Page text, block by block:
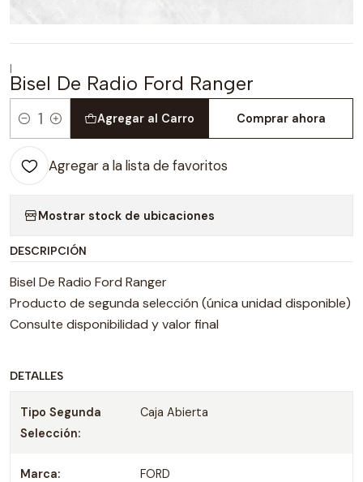
|
Bisel De Radio Ford Ranger
Cantidad
Agregar al Carro Comprar ahora
Agregar a la lista de favoritos
Mostrar stock de ubicaciones
DESCRIPCIÓN
Bisel De Radio Ford Ranger
Producto de segunda selección (única unidad disponible)
Consulte disponibilidad y valor final
DETALLES
Tipo Segunda
Selección:
Caja Abierta
Marca: FORD